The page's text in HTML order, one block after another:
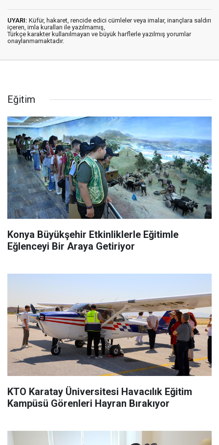
UYARI: Küfür, hakaret, rencide edici cümleler veya imalar, inançlara saldırı
içeren, imla kuralları ile yazılmamış,
Türkçe karakter kullanılmayan ve büyük harflerle yazılmış yorumlar
onaylanmamaktadır.
Eğitim
Konya Büyükşehir Etkinliklerle Eğitimle
Eğlenceyi Bir Araya Getiriyor
KTO Karatay Üniversitesi Havacılık Eğitim
Kampüsü Görenleri Hayran Bırakıyor